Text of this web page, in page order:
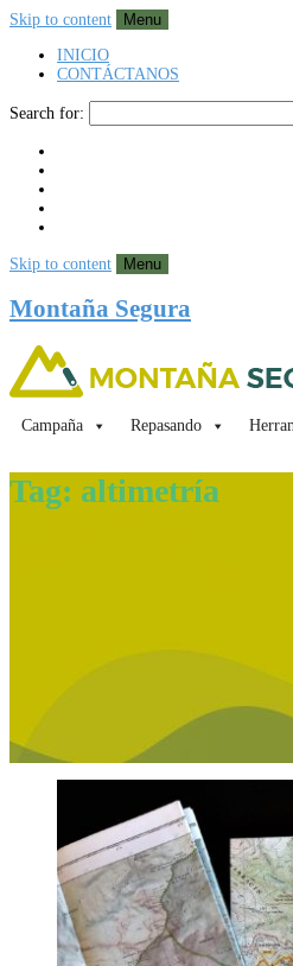
Skip to content
Menu
INICIO
CONTÁCTANOS
Search for:
Skip to content Menu
Montaña Segura
Campaña Repasando
Tag: altimetría